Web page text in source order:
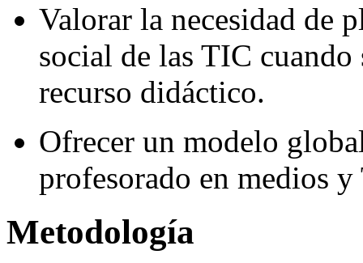
Valorar la necesidad de
social de las TIC
recurso didáctico.
Ofrecer un modelo
profesorado en medios
Metodología